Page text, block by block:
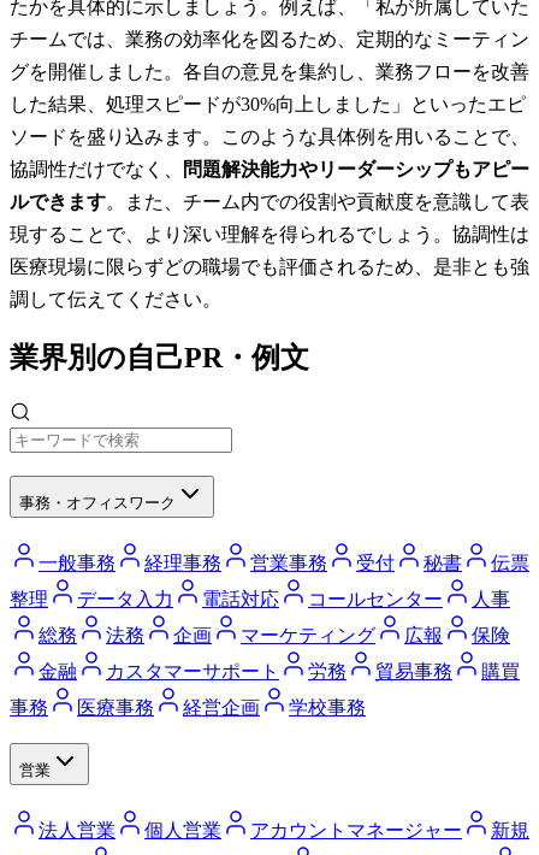
たかを具体的に示しましょう。例えば、「私が所属していた
チームでは、業務の効率化を図るため、定期的なミーティン
グを開催しました。各自の意見を集約し、業務フローを改善
した結果、処理スピードが30%向上しました」といったエピ
ソードを盛り込みます。このような具体例を用いることで、
協調性だけでなく、
問題解決能力やリーダーシップもアピー
ルできます。また、チーム内での役割や貢献度を意識して表
現することで、より深い理解を得られるでしょう。協調性は
医療現場に限らずどの職場でも評価されるため、是非とも強
調して伝えてください。
業界別の自己PR・例文
事務・オフィスワーク
一般事務 経理事務 営業事務 受付 秘書
伝票
整理
データ入力 電話対応 コールセンター
人事
総務
法務 企画 マーケティング 広報
保険
金融
カスタマーサポート 労務 貿易事務
購買
事務
医療事務 経営企画 学校事務
営業
法人営業 個人営業 アカウントマネージャー
新規